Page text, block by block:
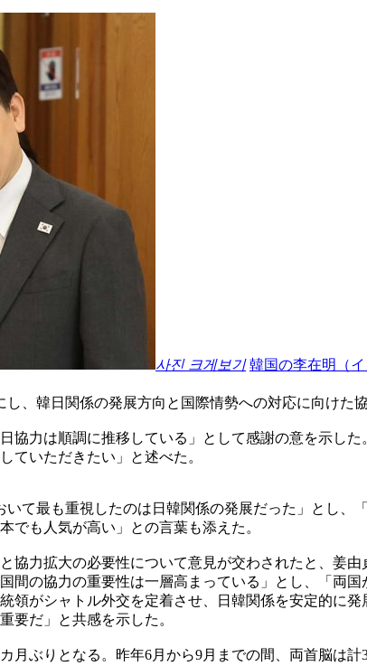
사진 크게보기 韓国の李在明（
、韓日関係の発展方向と国際情勢への対応に向けた
力は順調に推移している」として感謝の意を示し
ていただきたい」と述べた。
て最も重視したのは日韓関係の発展だった」とし、
でも人気が高い」との言葉も添えた。
力拡大の必要性について意見が交わされたと、姜
の協力の重要性は一層高まっている」とし、「両
がシャトル外交を定着させ、日韓関係を安定的に
要だ」と共感を示した。
ぶりとなる。昨年6月から9月までの間、両首脳は計